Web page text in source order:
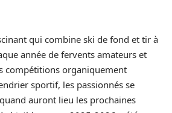
qui combine ski de fond et tir à
année de fervents amateurs et
compétitions organiquement
sportif, les passionnés se
auront lieu les prochaines